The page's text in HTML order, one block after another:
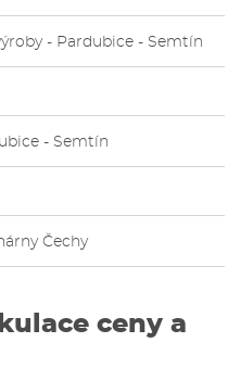
- Pardubice - Semtín
- Semtín
Čechy
ceny a